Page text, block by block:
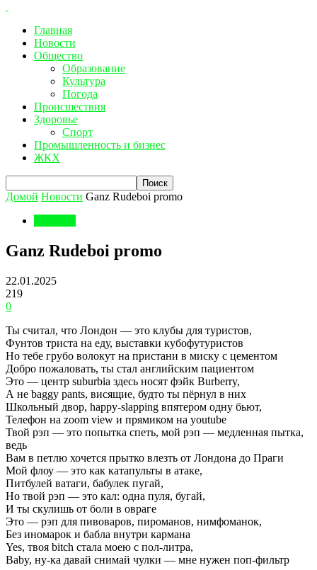
Главная
Новости
Общество
Образование
Культура
Погода
Происшествия
Здоровье
Спорт
Промышленность и бизнес
ЖКХ
Домой Новости Ganz Rudeboi promo
Ganz Rudeboi promo
22.01.2025
219
0
Ты считал, что Лондон — это клубы для туристов,
Фунтов триста на еду, выставки кубофутуристов
Но тебе грубо волокут на пристани в миску с цементом
Добро пожаловать, ты стал английским пациентом
Это — центр suburbia здесь носят фэйк Burberry,
А не baggy pants, висящие, будто ты пёрнул в них
Школьный двор, happy-slapping впятером одну бьют,
Телефон на zoom view и прямиком на youtube
Твой рэп — это попытка спеть, мой рэп — медленная пытка,
ведь
Вам в петлю хочется прытко влезть от Лондона до Праги
Мой флоу — это как катапульты в атаке,
Питбулей ватаги, бабулек пугай,
Но твой рэп — это кал: одна пуля, бугай,
И ты скулишь от боли в овраге
Это — рэп для пивоваров, пироманов, нимфоманок,
Без иномарок и бабла внутри кармана
Yes, твоя bitch стала моею с пол-литра,
Baby, ну-ка давай снимай чулки — мне нужен поп-фильтр